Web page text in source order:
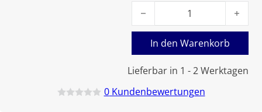
Lieferbar in 1 - 2 Werktagen
Viessmann Gasdüse 06
In den Warenkorb
0Kundenbewertungen